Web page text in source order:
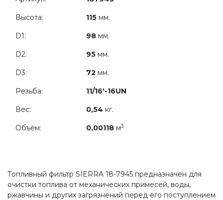
Высота: 115 мм.
D1: 98 мм.
D2: 95 мм.
D3: 72 мм.
Резьба: 11/16'-16UN
Вес: 0,54 кг.
Объём: 0,00118 м3
Топливный фильтр SIERRA 18-7945 предназначен для
очистки топлива от механических примесей, воды,
ржавчины и других загрязнений перед его поступлением